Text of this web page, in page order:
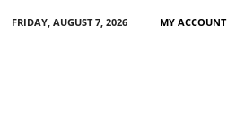
FRIDAY, AUGUST 7, 2026 MY ACCOUNT